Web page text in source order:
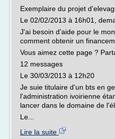
Exemplaire du projet
Le 02/02/2013 à 16h01,
J'ai besoin d'aide pour le
comment obtenir un
Vous aimez cette page ?
12 messages
Le 30/03/2013 à 12h20
Je suie titulaire d'un bts en
l'administration ivoirienne
lancer dans le domaine de
Le...
Lire la suite